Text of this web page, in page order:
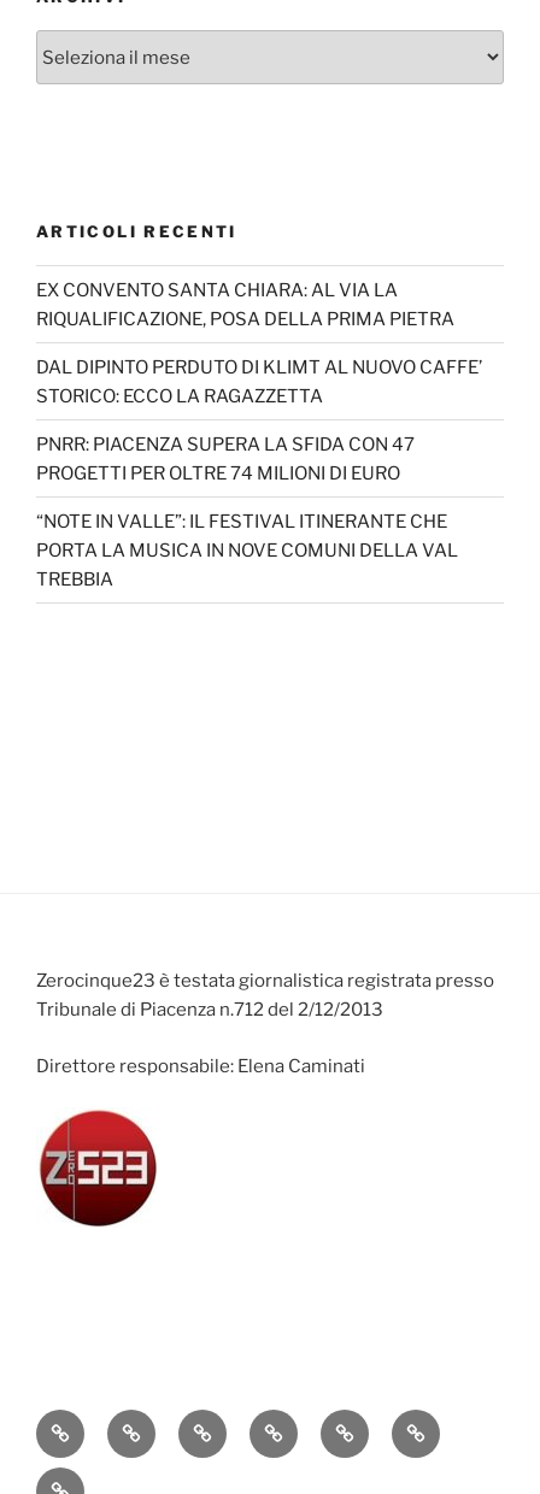
ARTICOLI RECENTI
EX CONVENTO SANTA CHIARA: AL VIA LA
RIQUALIFICAZIONE, POSA DELLA PRIMA PIETRA
DAL DIPINTO PERDUTO DI KLIMT AL NUOVO CAFFE’
STORICO: ECCO LA RAGAZZETTA
PNRR: PIACENZA SUPERA LA SFIDA CON 47
PROGETTI PER OLTRE 74 MILIONI DI EURO
“NOTE IN VALLE”: IL FESTIVAL ITINERANTE CHE
PORTA LA MUSICA IN NOVE COMUNI DELLA VAL
TREBBIA
Zerocinque23 è testata giornalistica registrata presso
Tribunale di Piacenza n.712 del 2/12/2013
Direttore responsabile: Elena Caminati
AttualitàCronacaPolitica EconomiaCultura Sport
Contatti